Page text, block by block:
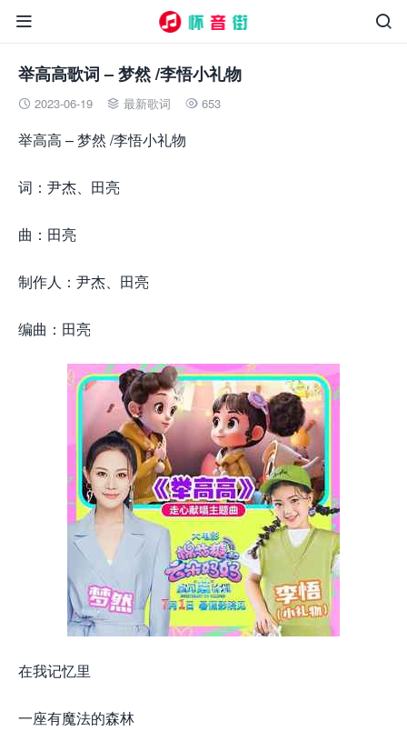


举高高歌词 – 梦然 /李悟小礼物
 2023-06-19  最新歌词  653
举高高 – 梦然 /李悟小礼物
词：尹杰、田亮
曲：田亮
制作人：尹杰、田亮
编曲：田亮
在我记忆里
一座有魔法的森林